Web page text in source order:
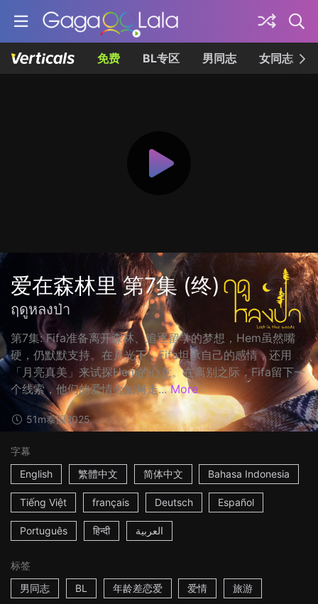
免费 BL专区 男同志 女同志
爱在森林里 第7集 (终)
ฤดูหลงป่า
第7集: Fifa准备离开森林、追逐留学的梦想，Hem虽然嘴
硬，仍默默支持。在月光下，Fifa坦承自己的感情，还用
「月亮真美」来试探Hem的心意。在离别之际，Fifa留下一
个线索，他们的爱情会如何走... More
51m泰国2025
字幕
English
繁體中文 简体中文 Bahasa Indonesia
Tiếng Việt français Deutsch Español
Português हिन्दी العربية
标签
男同志
BL 年龄差恋爱 爱情 旅游